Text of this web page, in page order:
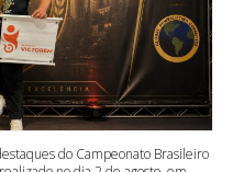
do Campeonato Brasileiro